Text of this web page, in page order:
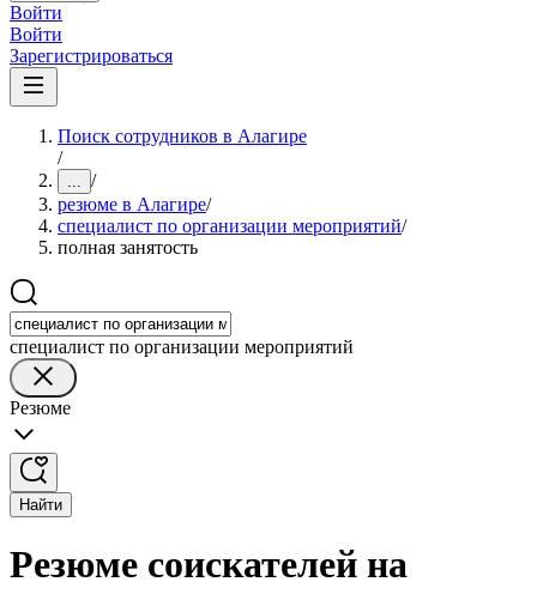
Войти
Войти
Зарегистрироваться
Поиск сотрудников в Алагире
/
... /
резюме в Алагире/
специалист по организации мероприятий/
полная занятость
специалист по организации мероприятий
Резюме
Найти
Резюме соискателей на